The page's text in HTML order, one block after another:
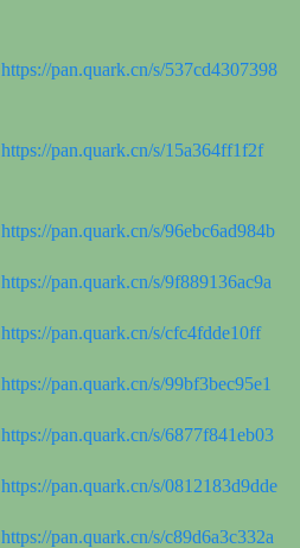
https://pan.quark.cn/s/537cd4307398
https://pan.quark.cn/s/15a364ff1f2f
https://pan.quark.cn/s/96ebc6ad984b
https://pan.quark.cn/s/9f889136ac9a
https://pan.quark.cn/s/cfc4fdde10ff
https://pan.quark.cn/s/99bf3bec95e1
https://pan.quark.cn/s/6877f841eb03
https://pan.quark.cn/s/0812183d9dde
https://pan.quark.cn/s/c89d6a3c332a